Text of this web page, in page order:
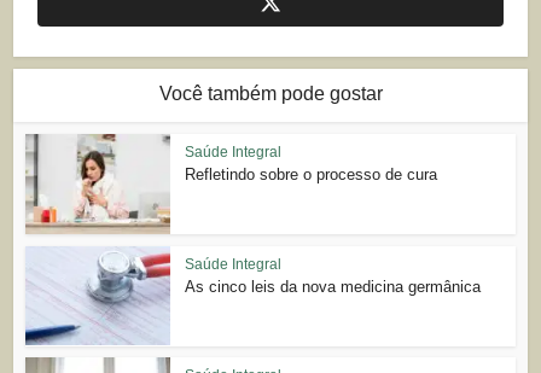
Você também pode gostar
Saúde Integral
Refletindo sobre o processo de cura
Saúde Integral
As cinco leis da nova medicina germânica